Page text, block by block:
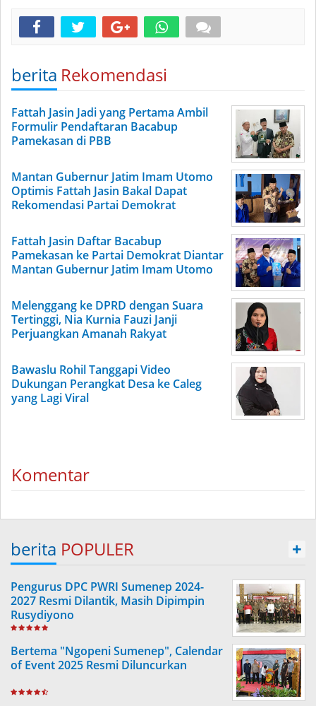
berita Rekomendasi
Fattah Jasin Jadi yang Pertama Ambil
Formulir Pendaftaran Bacabup
Pamekasan di PBB
Mantan Gubernur Jatim Imam Utomo
Optimis Fattah Jasin Bakal Dapat
Rekomendasi Partai Demokrat
Fattah Jasin Daftar Bacabup
Pamekasan ke Partai Demokrat Diantar
Mantan Gubernur Jatim Imam Utomo
Melenggang ke DPRD dengan Suara
Tertinggi, Nia Kurnia Fauzi Janji
Perjuangkan Amanah Rakyat
Bawaslu Rohil Tanggapi Video
Dukungan Perangkat Desa ke Caleg
yang Lagi Viral
Komentar
berita POPULER +
Pengurus DPC PWRI Sumenep 2024-
2027 Resmi Dilantik, Masih Dipimpin
Rusydiyono
Bertema "Ngopeni Sumenep", Calendar
of Event 2025 Resmi Diluncurkan